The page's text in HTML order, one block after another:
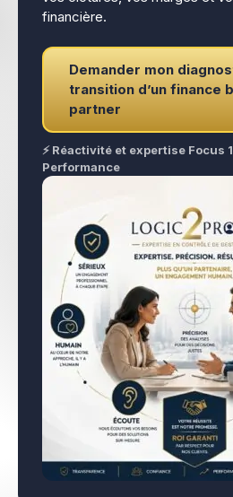
financière.
Demander mon
transition d’un finance
partner
⚡ Réactivité et expertise Focus
Performance